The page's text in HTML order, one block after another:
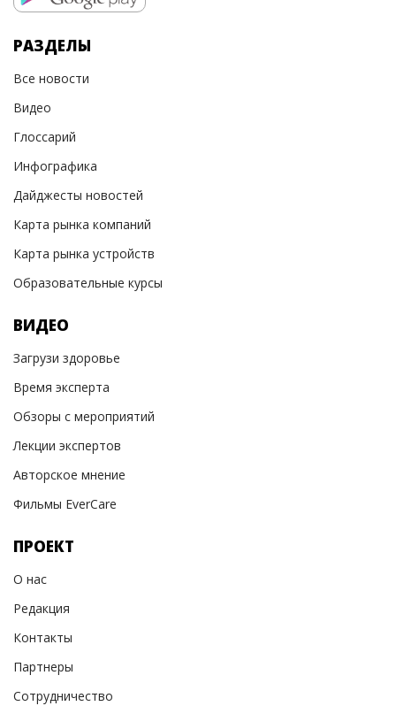
РАЗДЕЛЫ
Все новости
Видео
Глоссарий
Инфографика
Дайджесты новостей
Карта рынка компаний
Карта рынка устройств
Образовательные курсы
ВИДЕО
Загрузи здоровье
Время эксперта
Обзоры с мероприятий
Лекции экспертов
Авторское мнение
Фильмы EverCare
ПРОЕКТ
О нас
Редакция
Контакты
Партнеры
Сотрудничество